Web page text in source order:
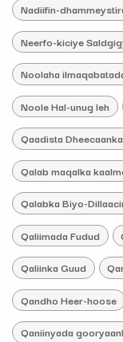
Nadiifin-
Neerfo-kiciye
Noolaha
Noole Hal-unug leh
Qaadista
Qalab maqalka
Qalabka Biyo-
Qaliimada Fudud
Qaliinka Guud
Qandho Heer-hoose
Qaniinyada